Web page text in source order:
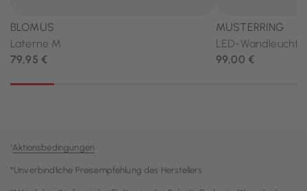
¹Aktionsbedingungen
*Unverbindliche Preisempfehlung des Herstellers